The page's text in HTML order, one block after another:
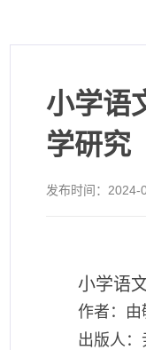
小学语
学研究
发布时间： 2024-
小学语
作者：由
出版人：